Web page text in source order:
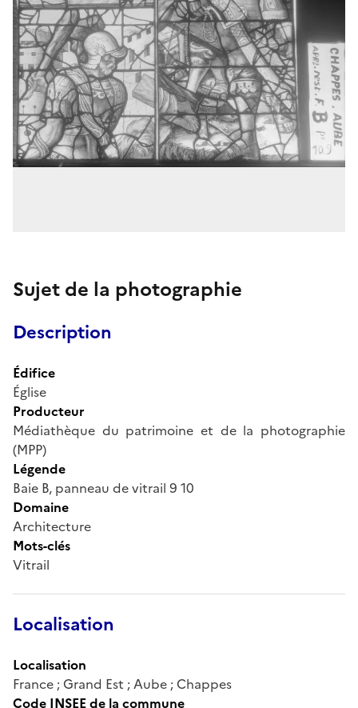
Sujet de la photographie
Description
Édifice
Église
Producteur
Médiathèque du patrimoine et de la photographie
(MPP)
Légende
Baie B, panneau de vitrail 9 10
Domaine
Architecture
Mots-clés
Vitrail
Localisation
Localisation
France ; Grand Est ; Aube ; Chappes
Code INSEE de la commune